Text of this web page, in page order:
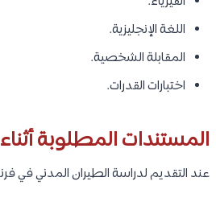
اللغة الإنجليزية.
المقابلة الشخصية.
اختبارات القدرات.
المستندات المطلوبة
عند التقديم لدراسة الطيران المدني في